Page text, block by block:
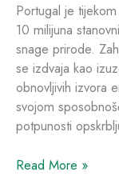
Portugal je
10 milijuna
snage prirode.
se izdvaja kao
obnovljivih izvora
svojom
potpunosti
Read More »